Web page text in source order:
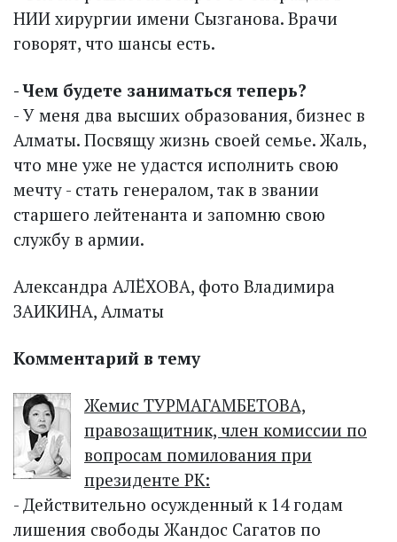
НИИ хирургии имени Сызганова. Врачи
говорят, что шансы есть.
- Чем будете заниматься теперь?
- У меня два высших образования, бизнес в
Алматы. Посвящу жизнь своей семье. Жаль,
что мне уже не удастся исполнить свою
мечту - стать генералом, так в звании
старшего лейтенанта и запомню свою
службу в армии.
Александра АЛЁХОВА, фото Владимира
ЗАИКИНА, Алматы
Комментарий в тему
Жемис ТУРМАГАМБЕТОВА,
правозащитник, член комиссии по
вопросам помилования при
президенте РК:
- Действительно осужденный к 14 годам
лишения свободы Жандос Сагатов по